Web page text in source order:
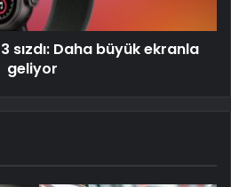
sızdı: Daha büyük ekranla
geliyor